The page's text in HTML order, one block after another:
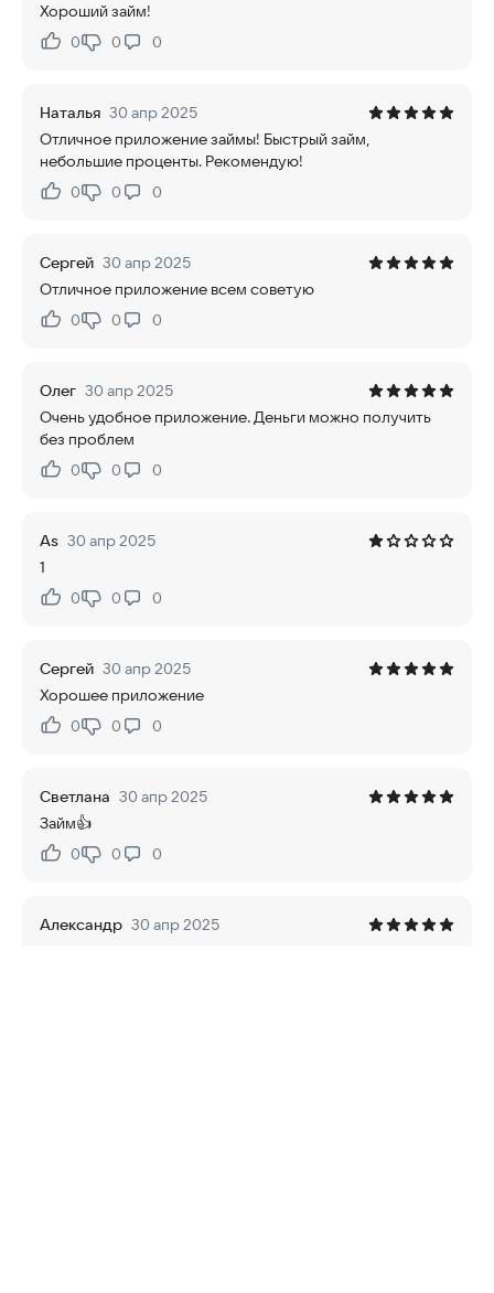
Хороший займ!
Нравится:
0Не нравится:
0 0
Наталья 30 апр 2025
Отличное приложение займы! Быстрый займ,
небольшие проценты. Рекомендую!
Нравится:
0Не нравится:
0 0
Сергей 30 апр 2025
Отличное приложение всем советую
Нравится:
0Не нравится:
0 0
Олег 30 апр 2025
Очень удобное приложение. Деньги можно получить
без проблем
Нравится:
0Не нравится:
0 0
As 30 апр 2025
1
Нравится:
0Не нравится:
0 0
Сергей 30 апр 2025
Хорошее приложение
Нравится:
0Не нравится:
0 0
Светлана 30 апр 2025
Займ👍
Нравится:
0Не нравится:
0 0
Александр 30 апр 2025